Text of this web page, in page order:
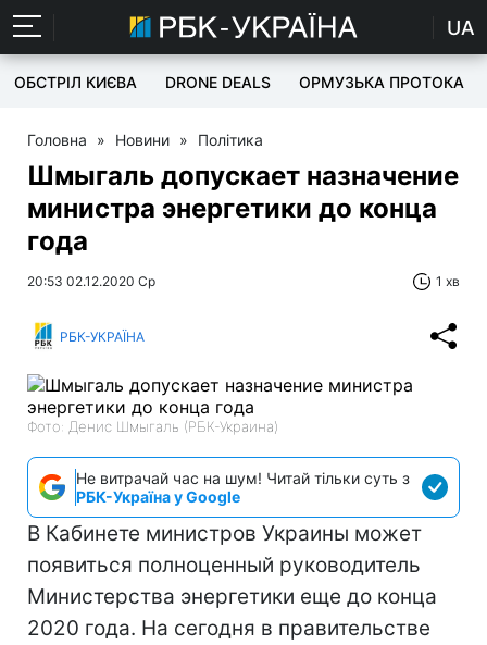
UA
ОБСТРІЛ КИЄВА DRONE DEALS ОРМУЗЬКА ПРОТОКА
Головна » Новини » Політика
Шмыгаль допускает назначение
министра энергетики до конца
года
20:53 02.12.2020 Ср 1 хв
РБК-УКРАЇНА
Фото: Денис Шмыгаль (РБК-Украина)
Не витрачай час на шум! Читай тільки суть з
РБК-Україна у Google
В Кабинете министров Украины может
появиться полноценный руководитель
Министерства энергетики еще до конца
2020 года. На сегодня в правительстве